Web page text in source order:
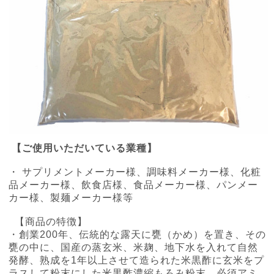
【ご使用いただいている業種】
・ サプリメントメーカー様、調味料メーカー様、化粧
品メーカー様、飲食店様、食品メーカー様、パンメー
カー様、製麺メーカー様等
【商品の特徴】
・創業200年、伝統的な露天に甕（かめ）を置き、その
甕の中に、国産の蒸玄米、米麹、地下水を入れて自然
発酵、熟成を1年以上させて造られた米黒酢に玄米をプ